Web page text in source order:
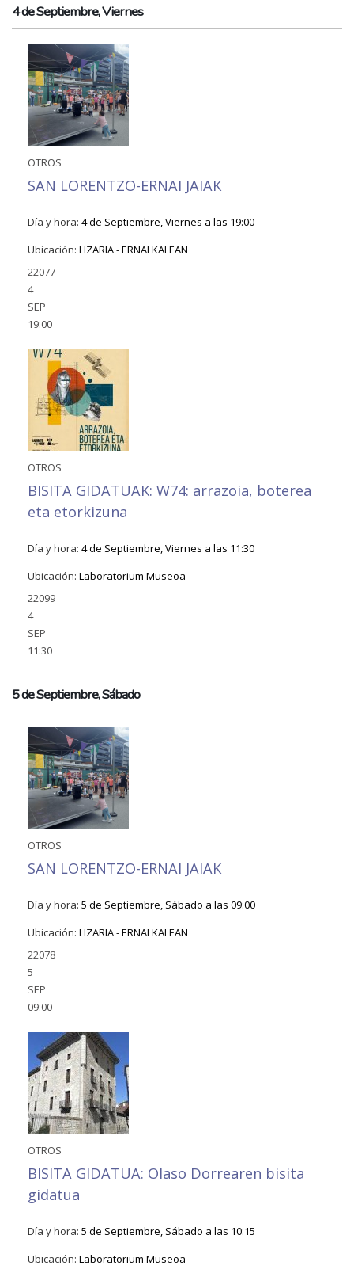
4 de Septiembre, Viernes
OTROS
SAN LORENTZO-ERNAI JAIAK
Día y hora: 4 de Septiembre, Viernes a las 19:00
Ubicación: LIZARIA - ERNAI KALEAN
22077
4
SEP
19:00
OTROS
BISITA GIDATUAK: W74: arrazoia, boterea
eta etorkizuna
Día y hora: 4 de Septiembre, Viernes a las 11:30
Ubicación: Laboratorium Museoa
22099
4
SEP
11:30
5 de Septiembre, Sábado
OTROS
SAN LORENTZO-ERNAI JAIAK
Día y hora: 5 de Septiembre, Sábado a las 09:00
Ubicación: LIZARIA - ERNAI KALEAN
22078
5
SEP
09:00
OTROS
BISITA GIDATUA: Olaso Dorrearen bisita
gidatua
Día y hora: 5 de Septiembre, Sábado a las 10:15
Ubicación: Laboratorium Museoa